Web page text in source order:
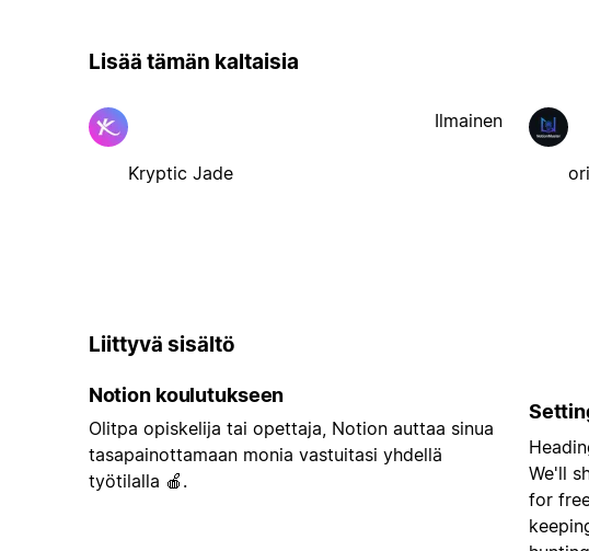
Lisää tämän kaltaisia
Kryptic Jade
Ilmainen
Liittyvä sisältö
Notion koulutukseen
Olitpa opiskelija tai opettaja, Notion auttaa sinua
tasapainottamaan monia vastuitasi yhdellä
työtilalla 🍎.
We'll
for